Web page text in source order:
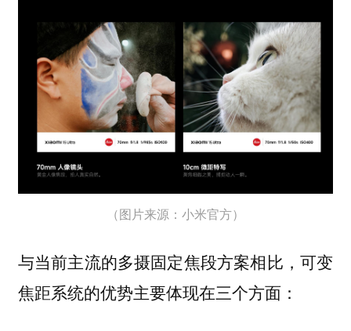
（图片来源：小米官方）
与当前主流的多摄固定焦段方案相比，可变
焦距系统的优势主要体现在三个方面：